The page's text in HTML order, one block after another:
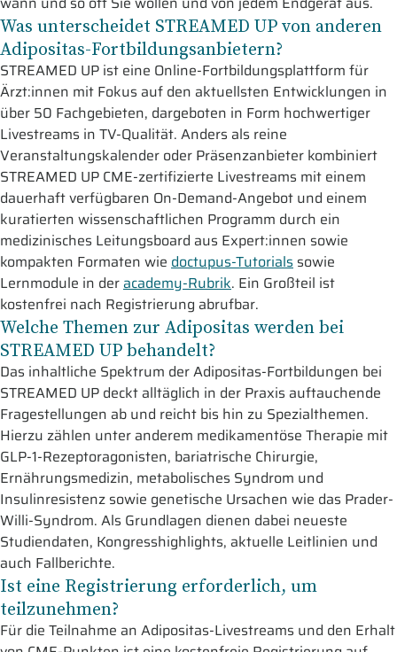
Was unterscheidet STREAMED UP von anderen
Adipositas-Fortbildungsanbietern?
STREAMED UP ist eine Online-Fortbildungsplattform für
Ärzt:innen mit Fokus auf den aktuellsten Entwicklungen in
über 50 Fachgebieten, dargeboten in Form hochwertiger
Livestreams in TV-Qualität. Anders als reine
Veranstaltungskalender oder Präsenzanbieter kombiniert
STREAMED UP CME-zertifizierte Livestreams mit einem
dauerhaft verfügbaren On-Demand-Angebot und einem
kuratierten wissenschaftlichen Programm durch ein
medizinisches Leitungsboard aus Expert:innen sowie
kompakten Formaten wie doctupus-Tutorials sowie
Lernmodule in deracademy-Rubrik. Ein Großteil ist
kostenfrei nach Registrierung abrufbar.
Welche Themen zur Adipositas werden bei
STREAMED UP behandelt?
Das inhaltliche Spektrum der Adipositas-Fortbildungen bei
STREAMED UP deckt alltäglich in der Praxis auftauchende
Fragestellungen ab und reicht bis hin zu Spezialthemen.
Hierzu zählen unter anderem medikamentöse Therapie mit
GLP-1-Rezeptoragonisten, bariatrische Chirurgie,
Ernährungsmedizin, metabolisches Syndrom und
Insulinresistenz sowie genetische Ursachen wie das Prader-
Willi-Syndrom. Als Grundlagen dienen dabei neueste
Studiendaten, Kongresshighlights, aktuelle Leitlinien und
auch Fallberichte.
Ist eine Registrierung erforderlich, um
teilzunehmen?
Für die Teilnahme an Adipositas-Livestreams und den Erhalt